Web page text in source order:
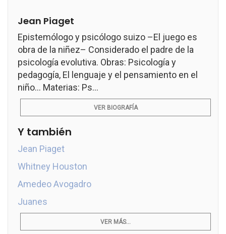
Jean Piaget
Epistemólogo y psicólogo suizo –El juego es
obra de la niñez– Considerado el padre de la
psicología evolutiva. Obras: Psicología y
pedagogía, El lenguaje y el pensamiento en el
niño... Materias: Ps...
VER BIOGRAFÍA
Y también
Jean Piaget
Whitney Houston
Amedeo Avogadro
Juanes
VER MÁS...